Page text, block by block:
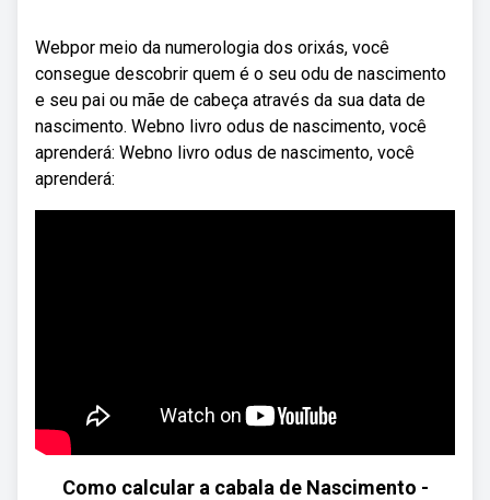
Webpor meio da numerologia dos orixás, você
consegue descobrir quem é o seu odu de nascimento
e seu pai ou mãe de cabeça através da sua data de
nascimento. Webno livro odus de nascimento, você
aprenderá: Webno livro odus de nascimento, você
aprenderá:
Como calcular a cabala de Nascimento -